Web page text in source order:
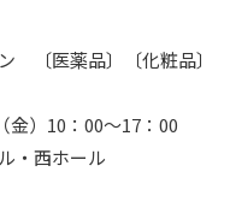
〔医薬品〕〔化粧品〕
金）10：00～17：00
・西ホール